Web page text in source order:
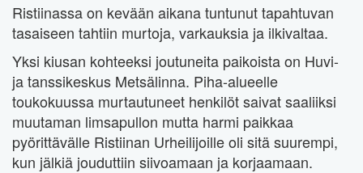
Ristiinassa on kevään aikana tuntunut tapahtuvan
tasaiseen tahtiin murtoja, varkauksia ja ilkivaltaa.
Yksi kiusan kohteeksi joutuneita paikoista on Huvi-
ja tanssikeskus Metsälinna. Piha-alueelle
toukokuussa murtautuneet henkilöt saivat saaliiksi
muutaman limsapullon mutta harmi paikkaa
pyörittävälle Ristiinan Urheilijoille oli sitä suurempi,
kun jälkiä jouduttiin siivoamaan ja korjaamaan.